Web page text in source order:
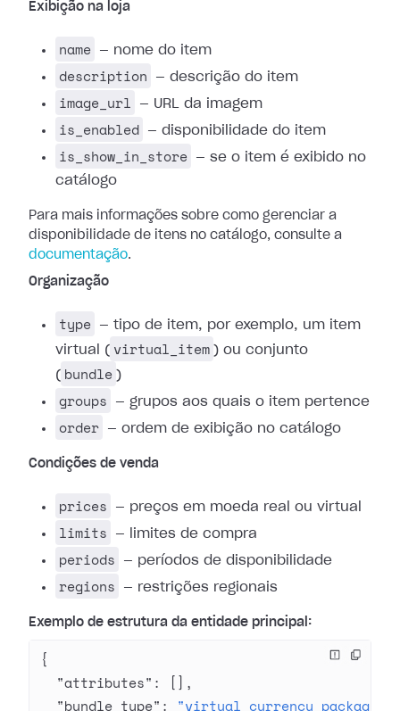
Exibição na loja
name — nome do item
description — descrição do item
image_url — URL da imagem
is_enabled — disponibilidade do item
is_show_in_store
— se o item é exibido no
catálogo
Para mais informações sobre como gerenciar a
disponibilidade de itens no catálogo, consulte a
documentação.
Organização
type
— tipo de item, por exemplo, um item
virtual ( virtual_item ) ou conjunto
( bundle )
groups — grupos aos quais o item pertence
order — ordem de exibição no catálogo
Condições de venda
prices — preços em moeda real ou virtual
limits — limites de compra
periods — períodos de disponibilidade
regions — restrições regionais
Exemplo de estrutura da entidade principal:
{
  "attributes"
: [],
  "bundle_type"
: "virtual_currency_package"